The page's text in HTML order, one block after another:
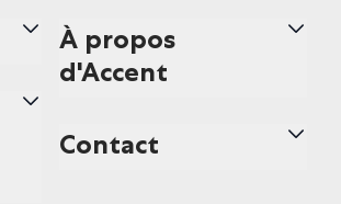
À propos
d'Accent
Contact